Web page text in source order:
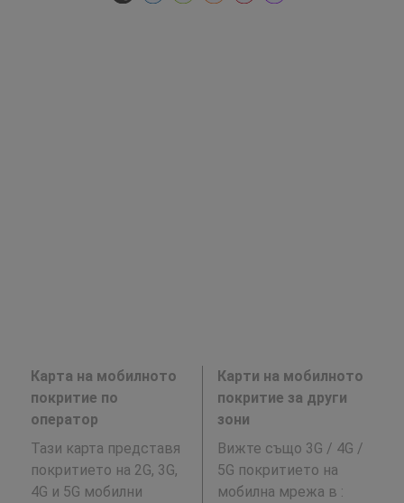
Карта на мобилното
покритие по
оператор
Тази карта представя
покритието на 2G, 3G,
4G и 5G мобилни
Карти на мобилното
покритие за други
зони
Вижте също 3G / 4G /
5G покритието на
мобилна мрежа в :